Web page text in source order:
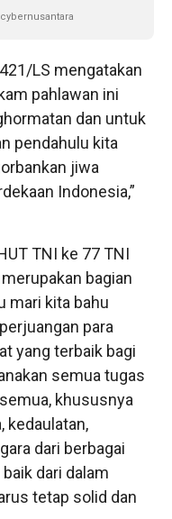
LS mengatakan
pahlawan ini
dan untuk
pendahulu kita
jiwa
Indonesia,”
TNI ke 77 TNI
bagian
mari kita bahu
para
yang terbaik bagi
semua tugas
khususnya
kedaulatan,
dari berbagai
dari dalam
tetap solid dan